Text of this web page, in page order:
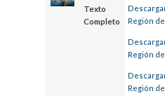
Texto
Completo
Región
Región
Región